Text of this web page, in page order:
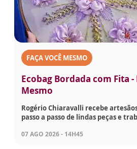
FAÇA VOCÊ MESMO
Ecobag Bordada com Fita -
Mesmo
Rogério Chiaravalli recebe
passo a passo de lindas peças e
07 AGO 2026 - 14H45